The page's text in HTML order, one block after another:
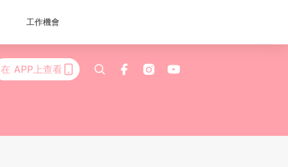
工作機會
在 APP上查看